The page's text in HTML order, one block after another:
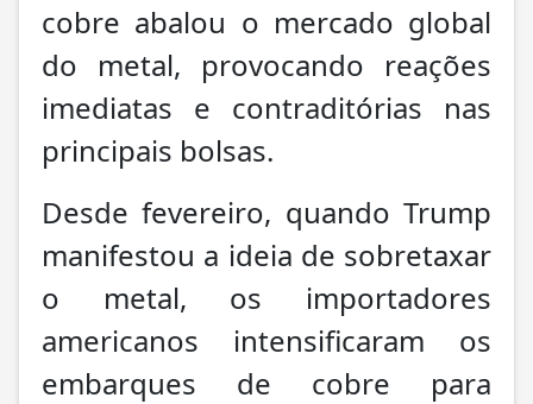
cobre abalou o mercado global
do metal, provocando reações
imediatas e contraditórias nas
principais bolsas.
Desde fevereiro, quando Trump
manifestou a ideia de sobretaxar
o metal, os importadores
americanos intensificaram os
embarques de cobre para